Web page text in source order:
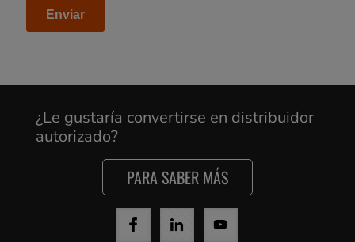
¿Le gustaría convertirse en distribuidor
autorizado?
PARA SABER MÁS